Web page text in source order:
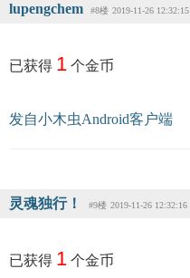
lupengchem #8楼 2019-11-26 12:32:15
已获得 1 个金币
发自小木虫Android客户端
灵魂独行！ #9楼 2019-11-26 12:32:16
已获得 1 个金币